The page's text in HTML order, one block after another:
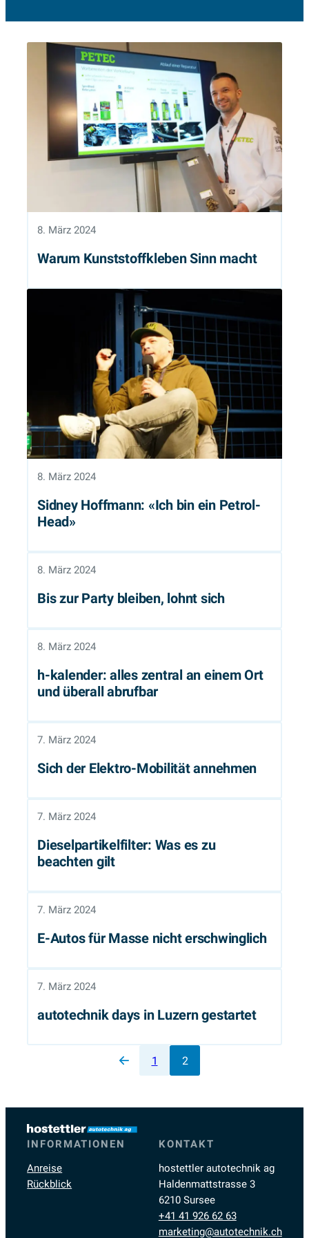
8. März 2024
Warum Kunststoffkleben Sinn macht
8. März 2024
Sidney Hoffmann: «Ich bin ein Petrol-
Head»
8. März 2024
Bis zur Party bleiben, lohnt sich
8. März 2024
h-kalender: alles zentral an einem Ort
und überall abrufbar
7. März 2024
Sich der Elektro-Mobilität annehmen
7. März 2024
Dieselpartikelfilter: Was es zu
beachten gilt
7. März 2024
E-Autos für Masse nicht erschwinglich
7. März 2024
autotechnik days in Luzern gestartet
Vorherige Seite
1 2
INFORMATIONEN
Anreise
Rückblick
KONTAKT
hostettler autotechnik ag
Haldenmattstrasse 3
6210 Sursee
+41 41 926 62 63
marketing@autotechnik.ch